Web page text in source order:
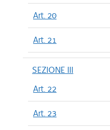
Art. 20
Art. 21
SEZIONE III
Art. 22
Art. 23